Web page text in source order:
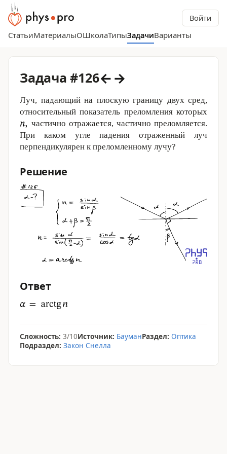
Войти
СтатьиМатериалыОШколаТипыЗадачиВарианты
Задача #126←→
Луч, падающий на плоскую границу двух сред,
относительный показатель преломления которых
частично отражается, частично преломляется.
При каком угле падения отраженный луч
перпендикулярен к преломленному лучу?
Решение
Ответ
Сложность: 3/10Источник: БауманРаздел: Оптика
Подраздел: Закон Снелла